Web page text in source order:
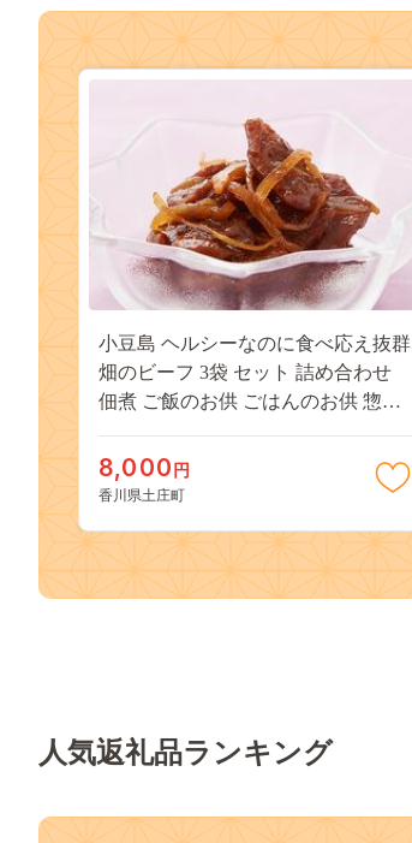
小豆島 ヘルシーなのに食べ応え抜群
畑のビーフ 3袋 セット 詰め合わせ
佃煮 ご飯のお供 ごはんのお供 惣菜
詰め合わせ 大豆ミート 食品 香川 香
川県 土庄町
8,000 円
香川県土庄町
人気返礼品ランキング